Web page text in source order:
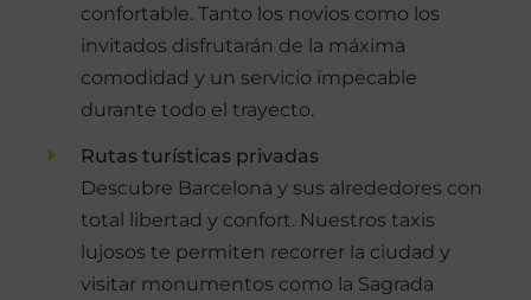
confortable. Tanto los novios como los
invitados disfrutarán de la máxima
comodidad y un servicio impecable
durante todo el trayecto.
Rutas turísticas privadas
Descubre Barcelona y sus alrededores con
total libertad y confort. Nuestros taxis
lujosos te permiten recorrer la ciudad y
visitar monumentos como la Sagrada